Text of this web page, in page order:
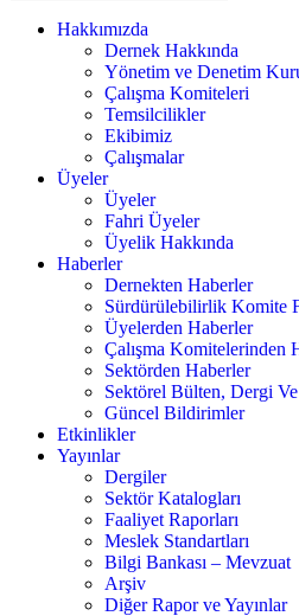
Hakkımızda
Dernek Hakkında
Yönetim ve Denetim
Çalışma Komiteleri
Temsilcilikler
Ekibimiz
Çalışmalar
Üyeler
Üyeler
Fahri Üyeler
Üyelik Hakkında
Haberler
Dernekten Haberler
Sürdürülebilirlik Komite
Üyelerden Haberler
Çalışma Komitelerinden
Sektörden Haberler
Sektörel Bülten, Dergi
Güncel Bildirimler
Etkinlikler
Yayınlar
Dergiler
Sektör Katalogları
Faaliyet Raporları
Meslek Standartları
Bilgi Bankası – Mevzuat
Arşiv
Diğer Rapor ve Yayınlar